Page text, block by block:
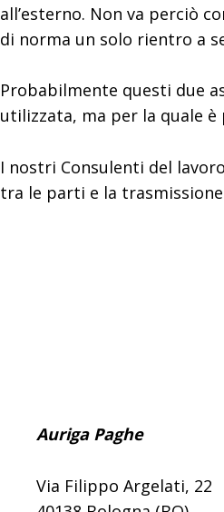
all’esterno. Non va perciò
di norma un solo rientro a
Probabilmente questi due
utilizzata, ma per la quale
I nostri Consulenti del
tra le parti e la
Auriga Paghe
Via Filippo Argelati, 22